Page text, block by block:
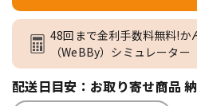
48回まで金利手数料無料!か
（WeBBy）シミュレーター
配送日目安：お取り寄せ商品